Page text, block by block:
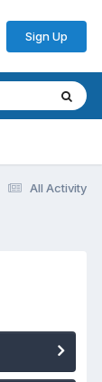
Sign Up
All Activity